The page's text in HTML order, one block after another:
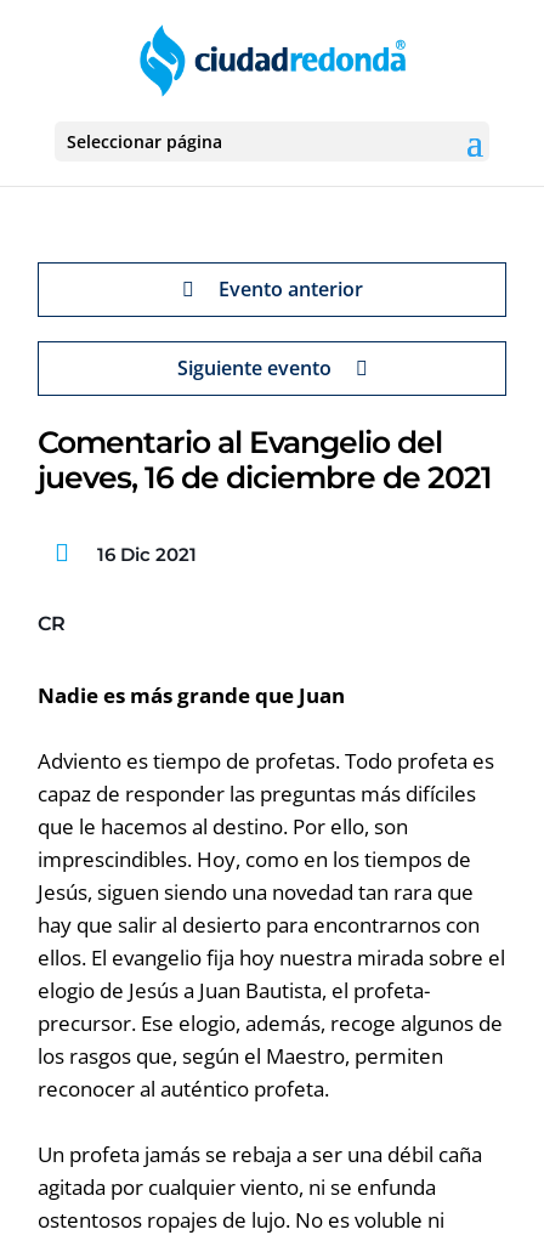
Seleccionar página
Evento anterior
Siguiente evento
Comentario al Evangelio del
jueves, 16 de diciembre de 2021
16 Dic 2021
CR
Nadie es más grande que Juan
Adviento es tiempo de profetas. Todo profeta es
capaz de responder las preguntas más difíciles
que le hacemos al destino. Por ello, son
imprescindibles. Hoy, como en los tiempos de
Jesús, siguen siendo una novedad tan rara que
hay que salir al desierto para encontrarnos con
ellos. El evangelio fija hoy nuestra mirada sobre el
elogio de Jesús a Juan Bautista, el profeta-
precursor. Ese elogio, además, recoge algunos de
los rasgos que, según el Maestro, permiten
reconocer al auténtico profeta.
Un profeta jamás se rebaja a ser una débil caña
agitada por cualquier viento, ni se enfunda
ostentosos ropajes de lujo. No es voluble ni